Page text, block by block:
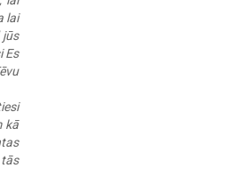
lai
jūs
Es
kā